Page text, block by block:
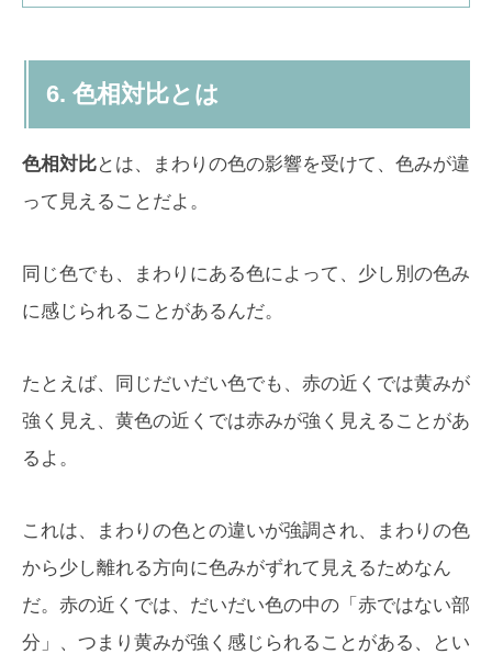
6. 色相対比とは
色相対比とは、まわりの色の影響を受けて、色みが違
って見えることだよ。
同じ色でも、まわりにある色によって、少し別の色み
に感じられることがあるんだ。
たとえば、同じだいだい色でも、赤の近くでは黄みが
強く見え、黄色の近くでは赤みが強く見えることがあ
るよ。
これは、まわりの色との違いが強調され、まわりの色
から少し離れる方向に色みがずれて見えるためなん
だ。赤の近くでは、だいだい色の中の「赤ではない部
分」、つまり黄みが強く感じられることがある、とい